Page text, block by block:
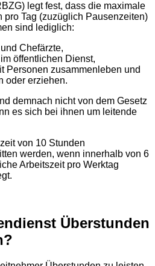
legt fest, dass die maximale
pro Tag (zuzüglich Pausenzeiten)
sind lediglich:
Chefärzte,
öffentlichen Dienst,
Personen zusammenleben und
oder erziehen.
demnach nicht von dem Gesetz
es sich bei ihnen um leitende
von 10 Stunden
werden, wenn innerhalb von 6
Arbeitszeit pro Werktag
Überstunden